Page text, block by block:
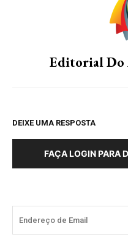
Editorial Do
DEIXE UMA RESPOSTA
FAÇA LOGIN PARA